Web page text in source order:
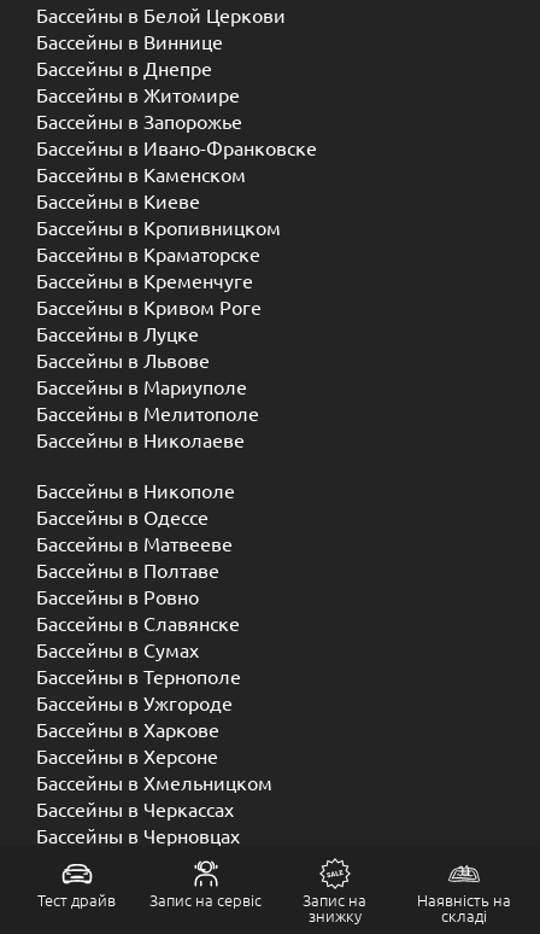
Бассейны в Белой Церкови
Бассейны в Виннице
Бассейны в Днепре
Бассейны в Житомире
Бассейны в Запорожье
Бассейны в Ивано-Франковске
Бассейны в Каменском
Бассейны в Киеве
Бассейны в Кропивницком
Бассейны в Краматорске
Бассейны в Кременчуге
Бассейны в Кривом Роге
Бассейны в Луцке
Бассейны в Львове
Бассейны в Мариуполе
Бассейны в Мелитополе
Бассейны в Николаеве
Бассейны в Никополе
Бассейны в Одессе
Бассейны в Матвееве
Бассейны в Полтаве
Бассейны в Ровно
Бассейны в Славянске
Бассейны в Сумах
Бассейны в Тернополе
Бассейны в Ужгороде
Бассейны в Харкове
Бассейны в Херсоне
Бассейны в Хмельницком
Бассейны в Черкассах
Бассейны в Черновцах
Бассейны в Чернигове
Тест драйв Запис на сервіс Запис на
знижку
Наявність на
складі